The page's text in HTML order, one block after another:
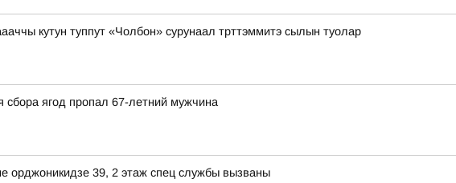
кутун туппут «Чолбон» сурунаал трттэммитэ сылын туолар
ягод пропал 67-летний мужчина
орджоникидзе 39, 2 этаж спец службы вызваны